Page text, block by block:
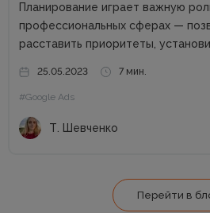
Планирование играет важную
профессиональных сферах —
расставить приоритеты,
при внедрении рекламной
100% эффективности рекламной
верно распределить бюджет,
25.05.2023 7 мин.
#Google Ads
Т. Шевченко
Перейти в